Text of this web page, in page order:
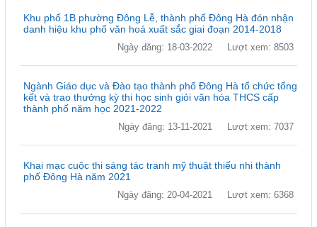
Khu phố 1B phường Đông Lễ, thành phố Đông Hà đón nhận
danh hiệu khu phố văn hoá xuất sắc giai đoạn 2014-2018
Ngày đăng: 18-03-2022 Lượt xem: 8503
Ngành Giáo dục và Đào tạo thành phố Đông Hà tổ chức tổng
kết và trao thưởng kỳ thi học sinh giỏi văn hóa THCS cấp
thành phố năm học 2021-2022
Ngày đăng: 13-11-2021 Lượt xem: 7037
Khai mạc cuộc thi sáng tác tranh mỹ thuật thiếu nhi thành
phố Đông Hà năm 2021
Ngày đăng: 20-04-2021 Lượt xem: 6368